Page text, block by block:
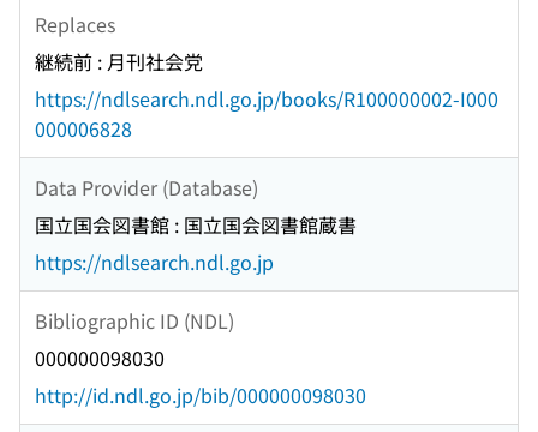
Replaces
継続前 : 月刊社会党
https://ndlsearch.ndl.go.jp/books/R100000002-I000
000006828
Data Provider (Database)
国立国会図書館 : 国立国会図書館蔵書
https://ndlsearch.ndl.go.jp
Bibliographic ID (NDL)
000000098030
http://id.ndl.go.jp/bib/000000098030